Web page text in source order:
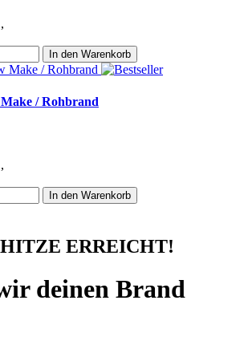
In den Warenkorb
/ Rohbrand
In den Warenkorb
ERREICHT!
deinen Brand